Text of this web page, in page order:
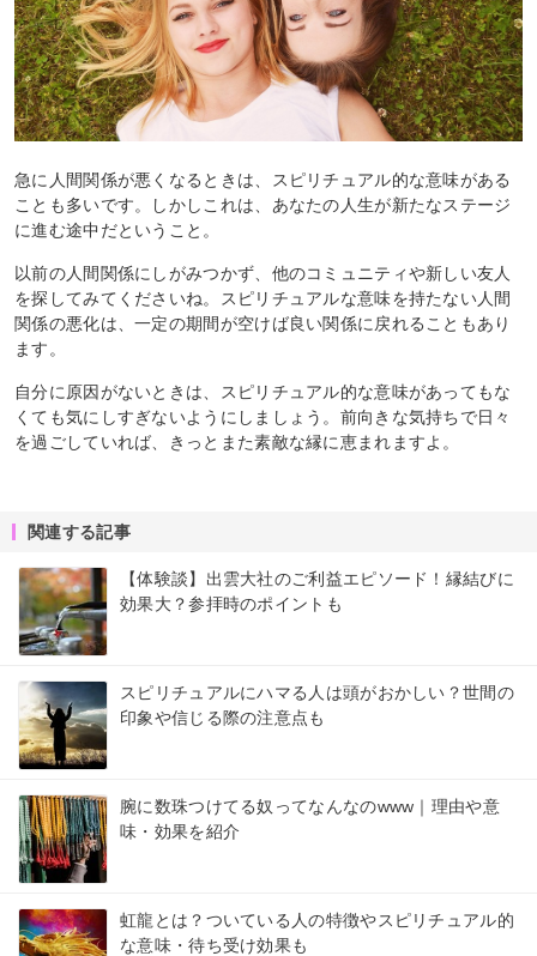
急に人間関係が悪くなるときは、スピリチュアル的な意味がある
ことも多いです。しかしこれは、あなたの人生が新たなステージ
に進む途中だということ。
以前の人間関係にしがみつかず、他のコミュニティや新しい友人
を探してみてくださいね。スピリチュアルな意味を持たない人間
関係の悪化は、一定の期間が空けば良い関係に戻れることもあり
ます。
自分に原因がないときは、スピリチュアル的な意味があってもな
くても気にしすぎないようにしましょう。前向きな気持ちで日々
を過ごしていれば、きっとまた素敵な縁に恵まれますよ。
関連する記事
【体験談】出雲大社のご利益エピソード！縁結びに
効果大？参拝時のポイントも
スピリチュアルにハマる人は頭がおかしい？世間の
印象や信じる際の注意点も
腕に数珠つけてる奴ってなんなのwww｜理由や意
味・効果を紹介
虹龍とは？ついている人の特徴やスピリチュアル的
な意味・待ち受け効果も